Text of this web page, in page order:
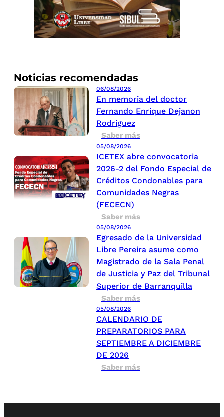
Noticias recomendadas
06/08/2026
En memoria del doctor
Fernando Enrique Dejanon
Rodríguez
Saber más
05/08/2026
ICETEX abre convocatoria
2026-2 del Fondo Especial de
Créditos Condonables para
Comunidades Negras
(FECECN)
Saber más
05/08/2026
Egresado de la Universidad
Libre Pereira asume como
Magistrado de la Sala Penal
de Justicia y Paz del Tribunal
Superior de Barranquilla
Saber más
05/08/2026
CALENDARIO DE
PREPARATORIOS PARA
SEPTIEMBRE A DICIEMBRE
DE 2026
Saber más